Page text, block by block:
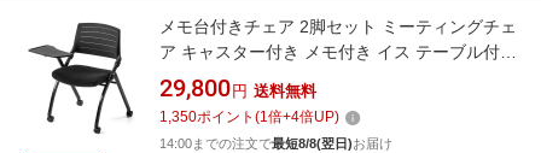
メモ台付きチェア 2脚セット ミーティングチェ
ア キャスター付き メモ付き イス テーブル付き
椅子 水平スタッキング メッシュ製 背もたれチ
ルト機能 折りたたみチェア ネスティングチェ
ア オフィスチェア スタッキング
29,800 円 送料無料
1,350ポイント (1倍+4倍UP)
14:00までの注文で最短8/8(翌日)お届け